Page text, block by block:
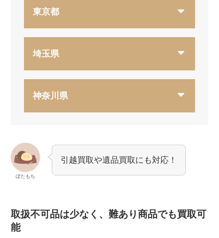
東京都
埼玉県
神奈川県
ぼたもち
引越買取や遺品買取にも対応！
取扱不可品は少なく、難あり商品でも買取可
能